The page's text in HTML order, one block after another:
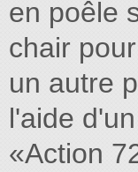
en poêle
chair pour
un autre
l'aide
«Action